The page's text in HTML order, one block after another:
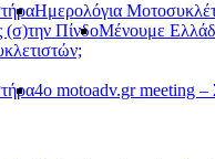
Ημερολόγια
(σ)την ΠίνδοΜένουμε
4ο motoadv.gr meeting